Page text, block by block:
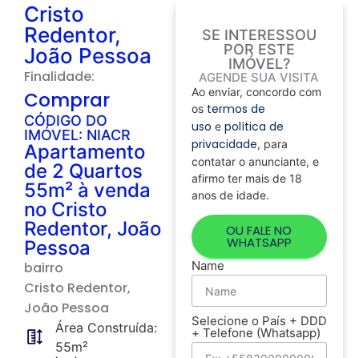
Cristo
Redentor,
João Pessoa
Finalidade:
Comprar
CÓDIGO DO
IMÓVEL: NIACR
Apartamento
de 2 Quartos
55m² à venda
no Cristo
Redentor, João
Pessoa
bairro
Cristo Redentor,
João Pessoa
Área Construída:
55m²
SE INTERESSOU
POR ESTE
IMÓVEL?
AGENDE SUA VISITA
Ao enviar, concordo com
os termos de
uso e política de
privacidade, para
contatar o anunciante, e
afirmo ter mais de 18
anos de idade.
OU FALE NO
WHATSAPP
Name
Selecione o País + DDD
+ Telefone (Whatsapp)